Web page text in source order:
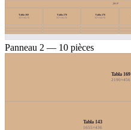
Tabla 293
2092×70 ↻
Tabla 269
357×161 ↻
Tabla 270
357×161 ↻
Tabla 276
357×161 ↻
Panneau 2 — 10 pièces
Tabla 169
2190×456
Tabla 143
1655×436